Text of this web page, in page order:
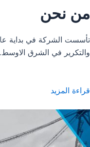
من نحن
والتكرير في الشرق الاوسط.
قراءة المزيد